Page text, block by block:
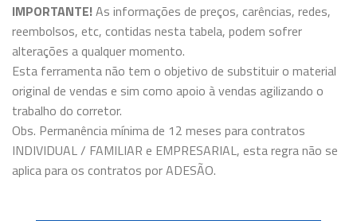
IMPORTANTE!As informações de preços, carências, redes,
reembolsos, etc, contidas nesta tabela, podem sofrer
alterações a qualquer momento.
Esta ferramenta não tem o objetivo de substituir o material
original de vendas e sim como apoio à vendas agilizando o
trabalho do corretor.
Obs. Permanência mínima de 12 meses para contratos
INDIVIDUAL / FAMILIAR e EMPRESARIAL, esta regra não se
aplica para os contratos por ADESÃO.